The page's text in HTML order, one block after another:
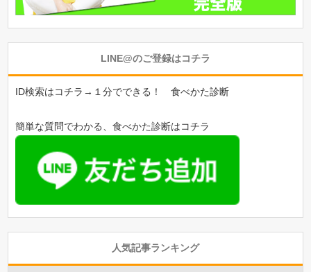
LINE@のご登録はコチラ
ID検索はコチラ→１分でできる！ 食べかた診断
簡単な質問でわかる、食べかた診断はコチラ
人気記事ランキング